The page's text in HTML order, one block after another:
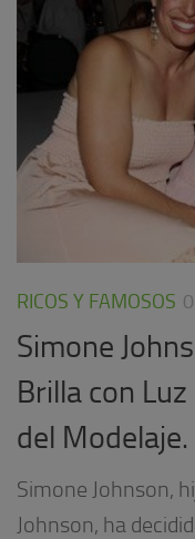
RICOS Y FAMOSOS
Simone
Brilla con
del Modelaje.
Simone Johnson,
Johnson, ha